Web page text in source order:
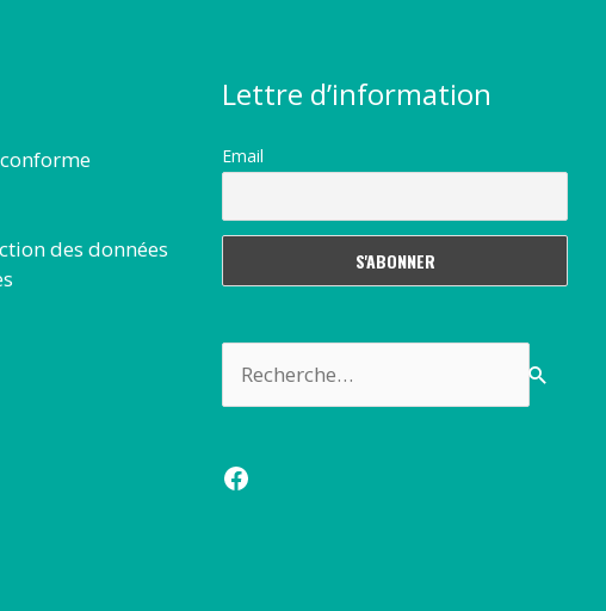
des données
Lettre d’information
Email
Facebook